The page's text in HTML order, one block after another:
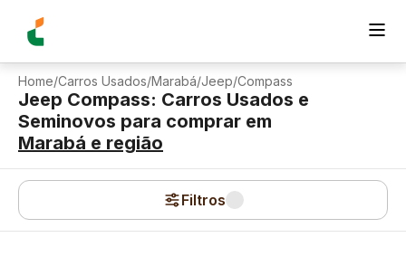
Home/Carros Usados/Marabá/Jeep/Compass
Jeep Compass: Carros Usados e
Seminovos para comprar em
Marabá e região
Filtros